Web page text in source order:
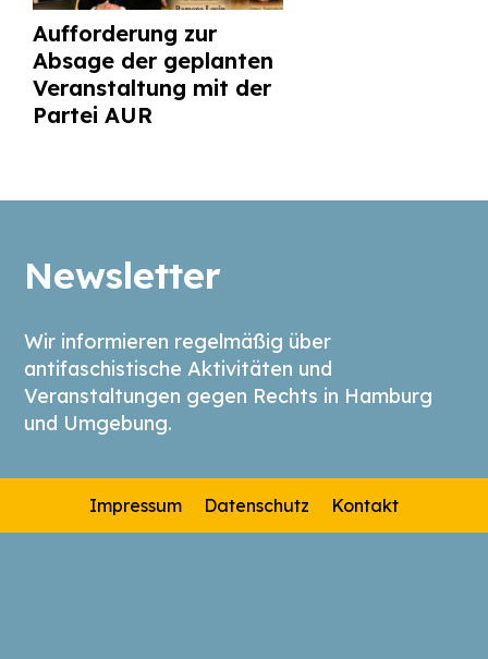
Aufforderung zur
Absage der geplanten
Veranstaltung mit der
Partei AUR
Newsletter
Wir informieren regelmäßig über
antifaschistische Aktivitäten und
Veranstaltungen gegen Rechts in Hamburg
und Umgebung.
Impressum Datenschutz Kontakt